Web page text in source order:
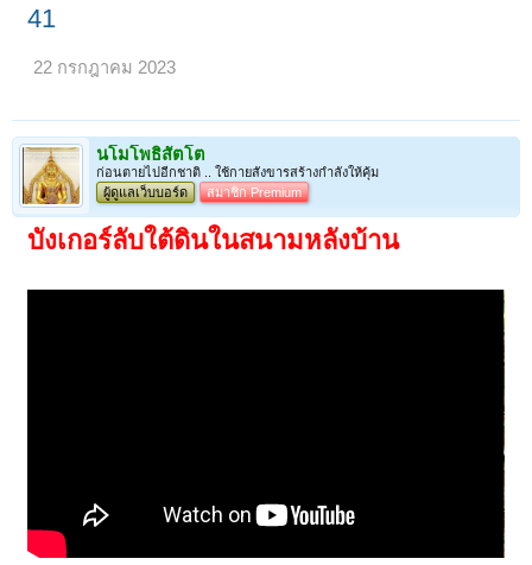
41
22 กรกฎาคม 2023
นโมโพธิสัตโต
ก่อนตายไปอีกชาติ .. ใช้กายสังขารสร้างกำลังให้คุ้ม
ผู้ดูแลเว็บบอร์ด
สมาชิก Premium
บังเกอร์ลับใต้ดินในสนามหลังบ้าน